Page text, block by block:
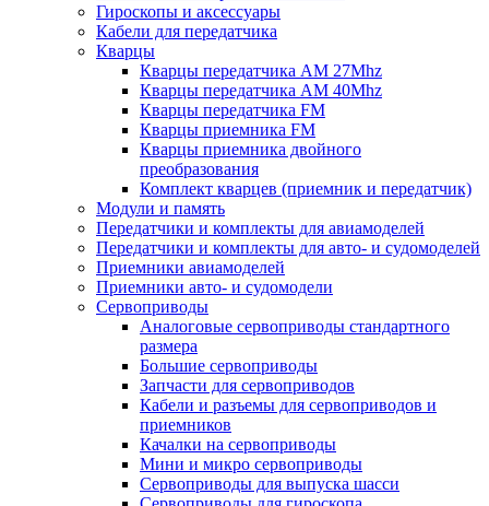
Гироскопы и аксессуары
Кабели для передатчика
Кварцы
Кварцы передатчика AM 27Mhz
Кварцы передатчика AM 40Mhz
Кварцы передатчика FM
Кварцы приемника FM
Кварцы приемника двойного
преобразования
Комплект кварцев (приемник и передатчик)
Модули и память
Передатчики и комплекты для авиамоделей
Передатчики и комплекты для авто- и судомоделей
Приемники авиамоделей
Приемники авто- и судомодели
Сервоприводы
Аналоговые сервоприводы стандартного
размера
Большие сервоприводы
Запчасти для сервоприводов
Кабели и разъемы для сервоприводов и
приемников
Качалки на сервоприводы
Мини и микро сервоприводы
Сервоприводы для выпуска шасси